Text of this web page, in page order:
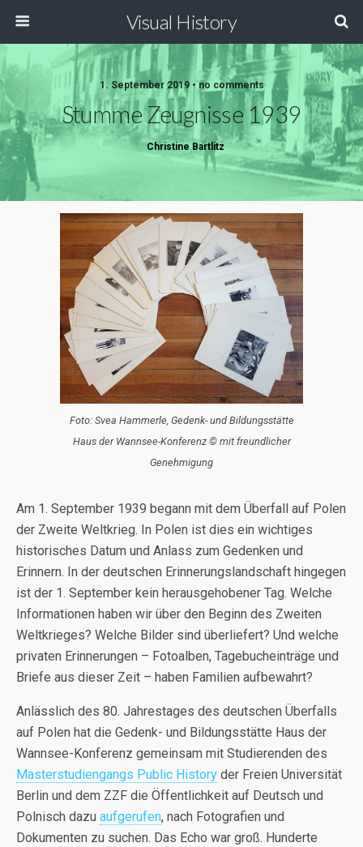
Visual History
1. September 2019 • no comments
Stumme Zeugnisse 1939
Christine Bartlitz
Foto: Svea Hammerle, Gedenk- und Bildungsstätte
Haus der Wannsee-Konferenz © mit freundlicher
Genehmigung
Am 1. September 1939 begann mit dem Überfall auf Polen
der Zweite Weltkrieg. In Polen ist dies ein wichtiges
historisches Datum und Anlass zum Gedenken und
Erinnern. In der deutschen Erinnerungslandschaft hingegen
ist der 1. September kein herausgehobener Tag. Welche
Informationen haben wir über den Beginn des Zweiten
Weltkrieges? Welche Bilder sind überliefert? Und welche
privaten Erinnerungen – Fotoalben, Tagebucheinträge und
Briefe aus dieser Zeit – haben Familien aufbewahrt?
Anlässlich des 80. Jahrestages des deutschen Überfalls
auf Polen hat die Gedenk- und Bildungsstätte Haus der
Wannsee-Konferenz gemeinsam mit Studierenden des
Masterstudiengangs Public History der Freien Universität
Berlin und dem ZZF die Öffentlichkeit auf Deutsch und
Polnisch dazu aufgerufen, nach Fotografien und
Dokumenten zu suchen. Das Echo war groß. Hunderte